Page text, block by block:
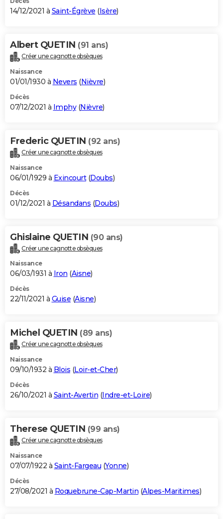
14/12/2021 à Saint-Égrève (Isère)
Albert QUETIN (91 ans)
Créer une cagnotte obsèques
Naissance
01/01/1930 à Nevers (Nièvre)
Décès
07/12/2021 à Imphy(Nièvre)
Frederic QUETIN (92 ans)
Créer une cagnotte obsèques
Naissance
06/01/1929 à Exincourt(Doubs)
Décès
01/12/2021 à Désandans (Doubs)
Ghislaine QUETIN (90 ans)
Créer une cagnotte obsèques
Naissance
06/03/1931 à Iron (Aisne)
Décès
22/11/2021 à Guise (Aisne)
Michel QUETIN (89 ans)
Créer une cagnotte obsèques
Naissance
09/10/1932 à Blois (Loir-et-Cher)
Décès
26/10/2021 à Saint-Avertin (Indre-et-Loire)
Therese QUETIN (99 ans)
Créer une cagnotte obsèques
Naissance
07/07/1922 à Saint-Fargeau (Yonne)
Décès
27/08/2021 à Roquebrune-Cap-Martin (Alpes-Maritimes)